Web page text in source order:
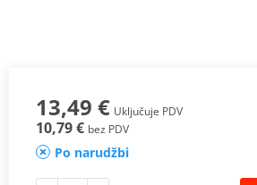
13,49 € Uključuje PDV
10,79 € bez PDV
Po narudžbi